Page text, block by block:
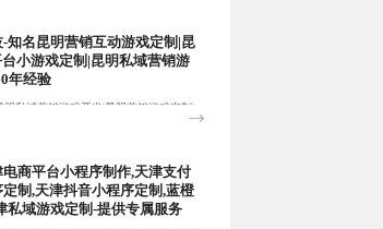
具有鲜明的差异化优势。:
知名昆明营销互动游戏定制|昆
台小游戏定制|昆明私域营销游
年经验
明私域营销游戏开发|昆明营销游戏定制|
商平台小程序制作,天津支付
制,天津抖音小程序定制,蓝橙
私域游戏定制-提供专属服务